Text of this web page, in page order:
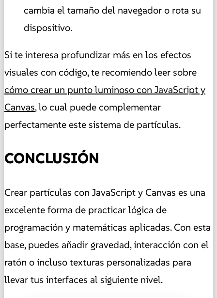
cambia el tamaño del navegador o rota su
dispositivo.
Si te interesa profundizar más en los efectos
visuales con código, te recomiendo leer sobre
cómo crear un punto luminoso con JavaScript y
Canvas, lo cual puede complementar
perfectamente este sistema de partículas.
CONCLUSIÓN
Crear partículas con JavaScript y Canvas es una
excelente forma de practicar lógica de
programación y matemáticas aplicadas. Con esta
base, puedes añadir gravedad, interacción con el
ratón o incluso texturas personalizadas para
llevar tus interfaces al siguiente nivel.